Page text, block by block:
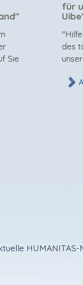
Sie
für
des